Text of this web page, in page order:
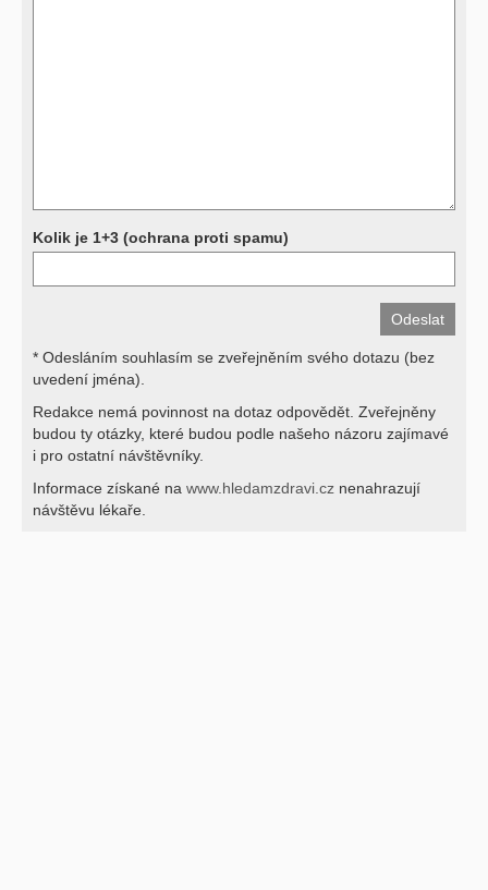
Kolik je 1+3 (ochrana proti spamu)
* Odesláním souhlasím se zveřejněním svého dotazu (bez
uvedení jména).
Redakce nemá povinnost na dotaz odpovědět. Zveřejněny
budou ty otázky, které budou podle našeho názoru zajímavé
i pro ostatní návštěvníky.
Informace získané na www.hledamzdravi.cz nenahrazují
návštěvu lékaře.